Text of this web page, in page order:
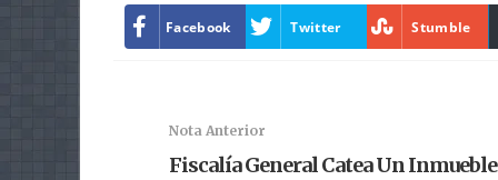
Facebook Twitter Stumble
Nota Anterior
Fiscalía General Catea Un Inmueble